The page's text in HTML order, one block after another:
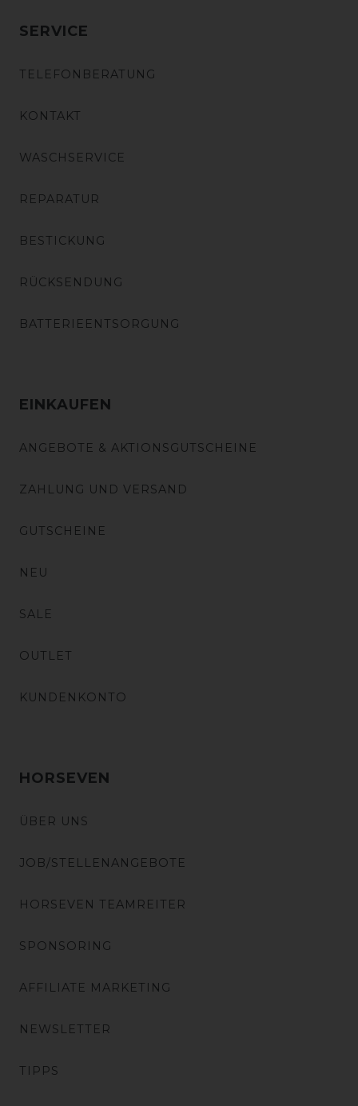
SERVICE
TELEFONBERATUNG
KONTAKT
WASCHSERVICE
REPARATUR
BESTICKUNG
RÜCKSENDUNG
BATTERIEENTSORGUNG
EINKAUFEN
ANGEBOTE & AKTIONSGUTSCHEINE
ZAHLUNG UND VERSAND
GUTSCHEINE
NEU
SALE
OUTLET
KUNDENKONTO
HORSEVEN
ÜBER UNS
JOB/STELLENANGEBOTE
HORSEVEN TEAMREITER
SPONSORING
AFFILIATE MARKETING
NEWSLETTER
TIPPS